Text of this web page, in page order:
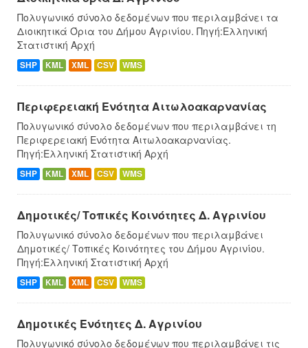
Πολυγωνικό σύνολο δεδομένων που περιλαμβάνει τα
Διοικητικά Όρια του Δήμου Αγρινίου. Πηγή:Ελληνική
Στατιστική Αρχή
SHP KML XML CSV WMS
Περιφερειακή Ενότητα Αιτωλοακαρνανίας
Πολυγωνικό σύνολο δεδομένων που περιλαμβάνει τη
Περιφερειακή Ενότητα Αιτωλοακαρνανίας.
Πηγή:Ελληνική Στατιστική Αρχή
SHP KML XML CSV WMS
Δημοτικές/ Τοπικές Κοινότητες Δ. Αγρινίου
Πολυγωνικό σύνολο δεδομένων που περιλαμβάνει
Δημοτικές/ Τοπικές Κοινότητες του Δήμου Αγρινίου.
Πηγή:Ελληνική Στατιστική Αρχή
SHP KML XML CSV WMS
Δημοτικές Ενότητες Δ. Αγρινίου
Πολυγωνικό σύνολο δεδομένων που περιλαμβάνει τις